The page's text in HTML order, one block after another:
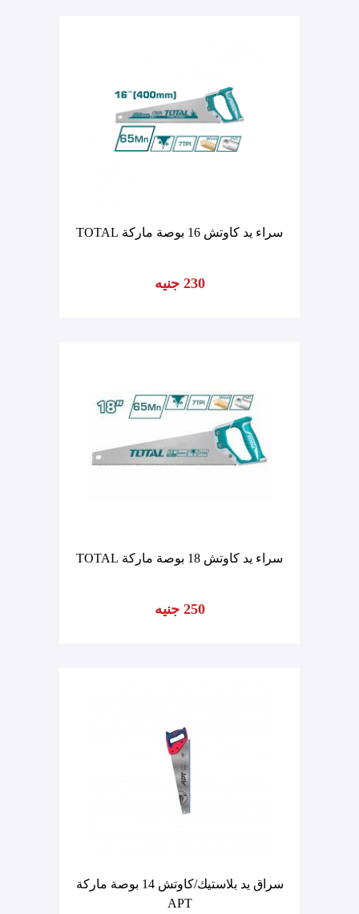
سراء يد كاوتش 16 بوصة ماركة TOTAL
230 جنيه
سراء يد كاوتش 18 بوصة ماركة TOTAL
250 جنيه
سراق يد بلاستيك/كاوتش 14 بوصة ماركة
APT